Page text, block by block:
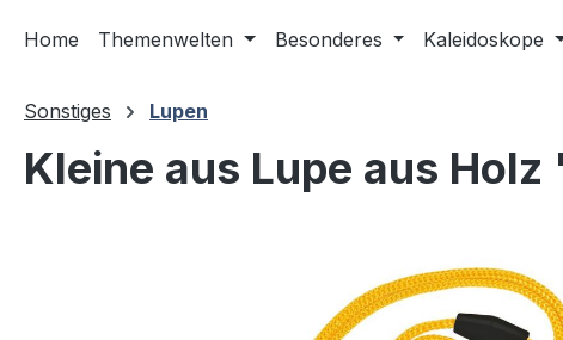
Home Themenwelten Besonderes Kaleidoskope
Sonstiges Lupen
Kleine aus Lupe aus